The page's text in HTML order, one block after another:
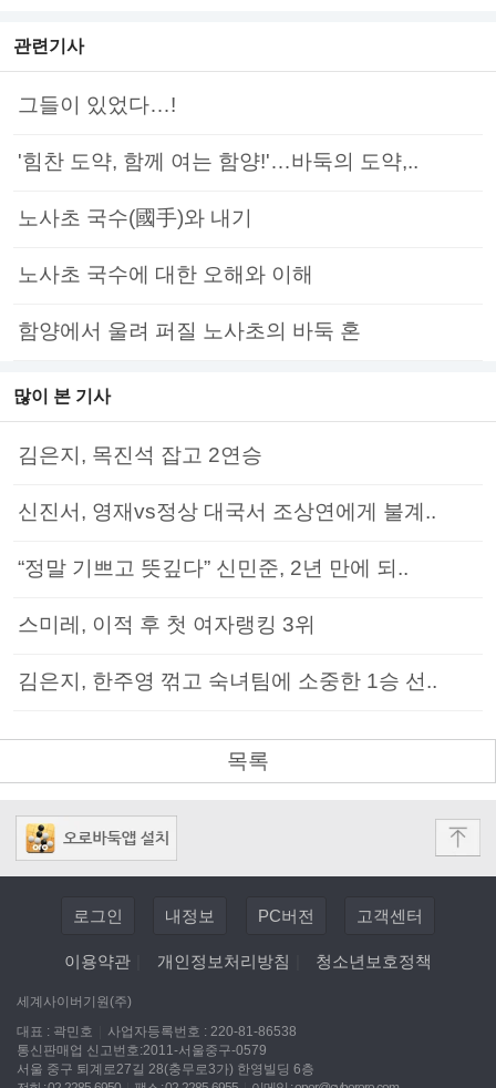
관련기사
그들이 있었다…!
'힘찬 도약, 함께 여는 함양!'…바둑의 도약,..
노사초 국수(國手)와 내기
노사초 국수에 대한 오해와 이해
함양에서 울려 퍼질 노사초의 바둑 혼
많이 본 기사
김은지, 목진석 잡고 2연승
신진서, 영재vs정상 대국서 조상연에게 불계..
“정말 기쁘고 뜻깊다” 신민준, 2년 만에 되..
스미레, 이적 후 첫 여자랭킹 3위
김은지, 한주영 꺾고 숙녀팀에 소중한 1승 선..
목록
로그인 내정보 PC버전 고객센터
이용약관 개인정보처리방침 청소년보호정책
세계사이버기원(주)
대표 : 곽민호
사업자등록번호 : 220-81-86538
통신판매업 신고번호:2011-서울중구-0579
서울 중구 퇴계로27길 28(충무로3가) 한영빌딩 6층